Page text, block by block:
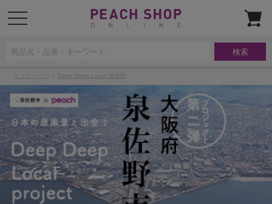
t
o
i
g
o
n
Deep Deep Local 泉佐野